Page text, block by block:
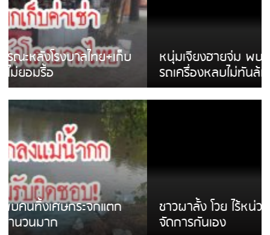
หนุ่มเจียงฮายจ่ม พบถังน้ำดื่มตกกลางถนน
รถเครื่องหลบไม่ทันล้มบาดเจ็บ
ชาวผาลั้ง โวย ไร้หน่วยงานดูแล ดินสไลด์ ต้อง
จัดการกันเอง